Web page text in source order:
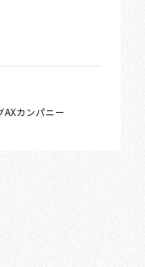
AXカンパニー